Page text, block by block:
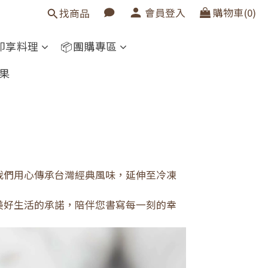
找商品 會員登入 購物車(0)
享料理
📦團購專區
用心傳承台灣經典風味，延伸至冷凍
生活的承諾，陪伴您書寫每一刻的幸